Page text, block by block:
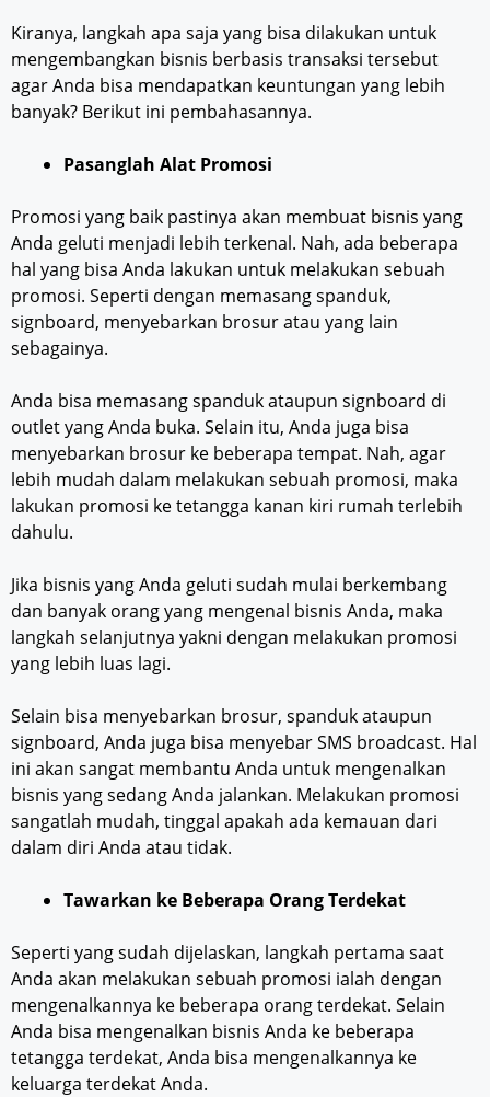
Kiranya, langkah apa saja yang bisa dilakukan untuk
mengembangkan bisnis berbasis transaksi tersebut
agar Anda bisa mendapatkan keuntungan yang lebih
banyak? Berikut ini pembahasannya.
Pasanglah Alat Promosi
Promosi yang baik pastinya akan membuat bisnis yang
Anda geluti menjadi lebih terkenal. Nah, ada beberapa
hal yang bisa Anda lakukan untuk melakukan sebuah
promosi. Seperti dengan memasang spanduk,
signboard, menyebarkan brosur atau yang lain
sebagainya.
Anda bisa memasang spanduk ataupun signboard di
outlet yang Anda buka. Selain itu, Anda juga bisa
menyebarkan brosur ke beberapa tempat. Nah, agar
lebih mudah dalam melakukan sebuah promosi, maka
lakukan promosi ke tetangga kanan kiri rumah terlebih
dahulu.
Jika bisnis yang Anda geluti sudah mulai berkembang
dan banyak orang yang mengenal bisnis Anda, maka
langkah selanjutnya yakni dengan melakukan promosi
yang lebih luas lagi.
Selain bisa menyebarkan brosur, spanduk ataupun
signboard, Anda juga bisa menyebar SMS broadcast. Hal
ini akan sangat membantu Anda untuk mengenalkan
bisnis yang sedang Anda jalankan. Melakukan promosi
sangatlah mudah, tinggal apakah ada kemauan dari
dalam diri Anda atau tidak.
Tawarkan ke Beberapa Orang Terdekat
Seperti yang sudah dijelaskan, langkah pertama saat
Anda akan melakukan sebuah promosi ialah dengan
mengenalkannya ke beberapa orang terdekat. Selain
Anda bisa mengenalkan bisnis Anda ke beberapa
tetangga terdekat, Anda bisa mengenalkannya ke
keluarga terdekat Anda.